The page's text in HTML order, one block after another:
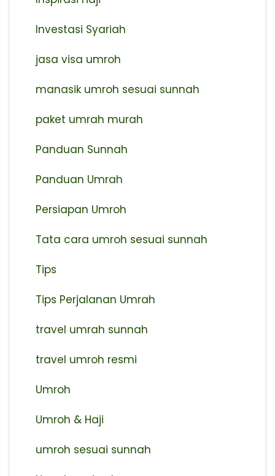
Investasi Syariah
jasa visa umroh
manasik umroh sesuai sunnah
paket umrah murah
Panduan Sunnah
Panduan Umrah
Persiapan Umroh
Tata cara umroh sesuai sunnah
Tips
Tips Perjalanan Umrah
travel umrah sunnah
travel umroh resmi
Umroh
Umroh & Haji
umroh sesuai sunnah